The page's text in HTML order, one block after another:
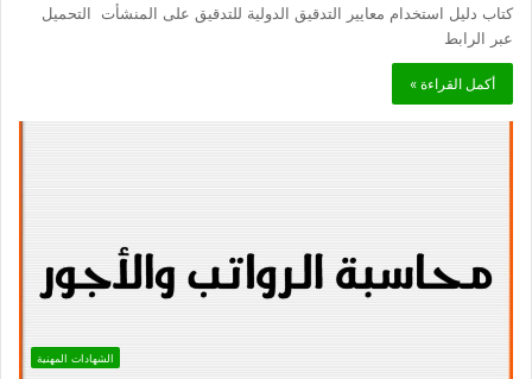
كتاب دليل استخدام معايير التدقيق الدولية للتدقيق على المنشأت التحميل
عبر الرابط
أكمل القراءة »
الشهادات المهنية